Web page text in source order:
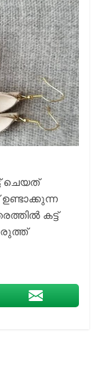
ചെയത്
കട്ട്